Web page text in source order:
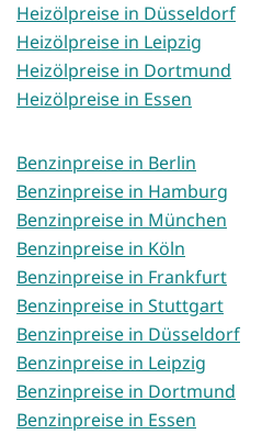
Heizölpreise in Düsseldorf
Heizölpreise in Leipzig
Heizölpreise in Dortmund
Heizölpreise in Essen
Benzinpreise in Berlin
Benzinpreise in Hamburg
Benzinpreise in München
Benzinpreise in Köln
Benzinpreise in Frankfurt
Benzinpreise in Stuttgart
Benzinpreise in Düsseldorf
Benzinpreise in Leipzig
Benzinpreise in Dortmund
Benzinpreise in Essen